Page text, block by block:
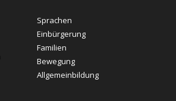
Sprachen
Einbürgerung
Familien
Bewegung
Allgemeinbildung